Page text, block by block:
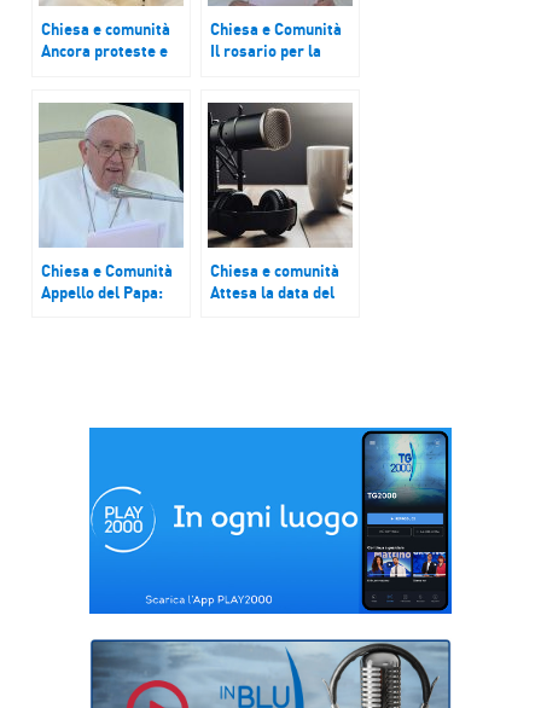
Chiesa e comunità
Ancora proteste e
birmano: “Qui è
sempre peggio”
Chiesa e Comunità
Il rosario per la
genovese. Un prete
e l’intelligenza
artificiale
Chiesa e Comunità
Appello del Papa:
Chiesa e comunità
Attesa la data del